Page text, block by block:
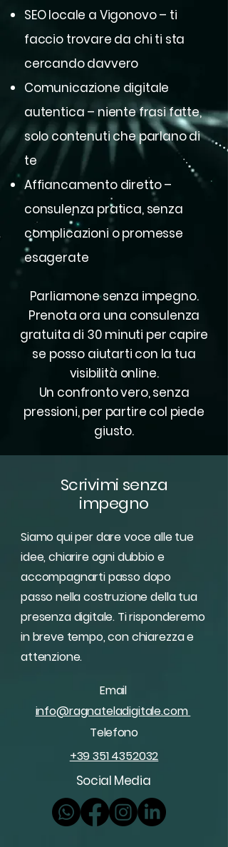
SEO locale a Vigonovo – ti
faccio trovare da chi ti sta
cercando davvero
Comunicazione digitale
autentica – niente frasi fatte,
solo contenuti che parlano di
te
Affiancamento diretto –
consulenza pratica, senza
complicazioni o promesse
esagerate
Parliamone senza impegno.
Prenota ora una consulenza
gratuita di 30 minuti per capire
se posso aiutarti con la tua
visibilità online.
Un confronto vero, senza
pressioni, per partire col piede
giusto.
Scrivimi senza
impegno
Siamo qui per dare voce alle tue
idee, chiarire ogni dubbio e
accompagnarti passo dopo
passo nella costruzione della tua
presenza digitale. Ti risponderemo
in breve tempo, con chiarezza e
attenzione.
Email
info@ragnateladigitale.com
Telefono
+39 351 4352032
Social Media